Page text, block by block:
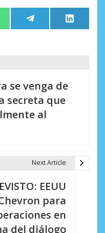
Compartir
en
Telegram
en
LinkedIn
se venga de
secreta que
al
Next Article
EEUU
para
en
del diálogo